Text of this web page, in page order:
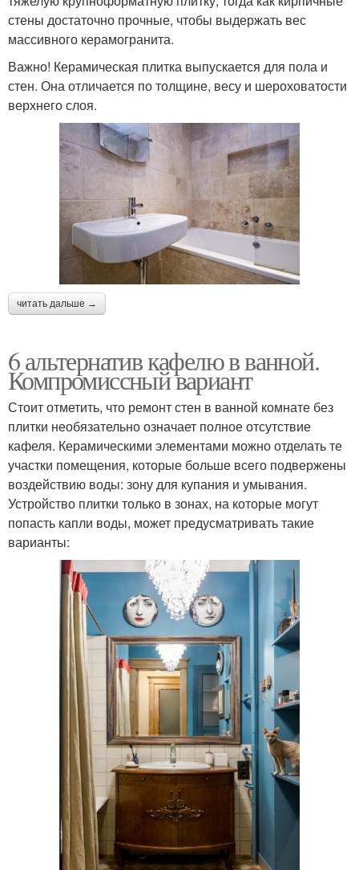
стены достаточно прочные, чтобы выдержать вес
массивного керамогранита.
Важно! Керамическая плитка выпускается для пола и
стен. Она отличается по толщине, весу и шероховатости
верхнего слоя.
читать дальше →
6 альтернатив кафелю в ванной.
Компромиссный вариант
Стоит отметить, что ремонт стен в ванной комнате без
плитки необязательно означает полное отсутствие
кафеля. Керамическими элементами можно отделать те
участки помещения, которые больше всего подвержены
воздействию воды: зону для купания и умывания.
Устройство плитки только в зонах, на которые могут
попасть капли воды, может предусматривать такие
варианты: